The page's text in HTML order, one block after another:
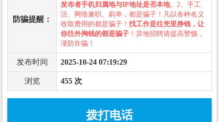
防骗提醒：
发布者手机归属地与IP地址是否本地。2、手工
活、网络兼职、刷单，都是骗子！凡以各种名义
收取费用的都是骗子！ 找工作是往兜里挣钱，让
你往外掏钱的都是骗子 ！异地招聘请提高警惕，
谨防诈骗！
发布时间 2025-10-24 07:19:29
浏览 455 次
拨打电话